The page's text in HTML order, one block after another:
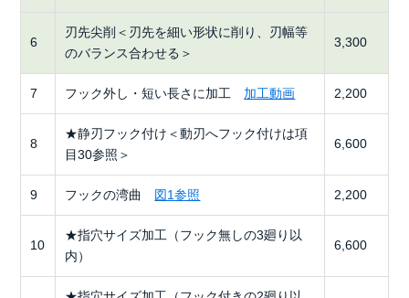
6
刃先尖削＜刃先を細い形状に削り、刃幅等
のバランス合わせる＞
3,300
7 フック外し・短い長さに加工 加工動画 2,200
8
★静刃フック付け＜動刃へフック付けは項
目30参照＞
6,600
9 フックの湾曲 図1参照 2,200
10
★指穴サイズ加工（フック無しの3廻り以
内）
6,600